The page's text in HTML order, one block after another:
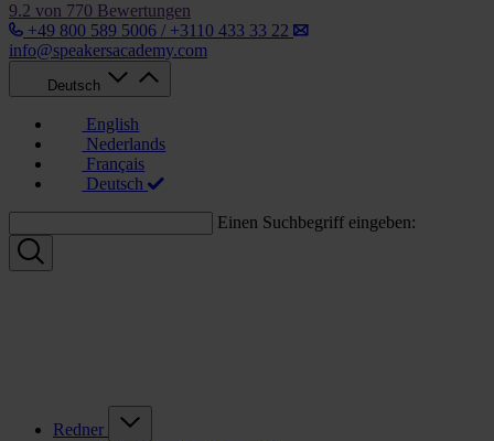
9.2 von 770 Bewertungen
+49 800 589 5006 / +3110 433 33 22
info@speakersacademy.com
Deutsch
English
Nederlands
Français
Deutsch
Einen Suchbegriff eingeben:
Redner